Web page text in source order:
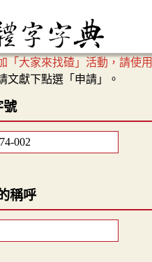
「大家來找碴」活動，請使用
文獻下點選「申請」。
號
稱呼